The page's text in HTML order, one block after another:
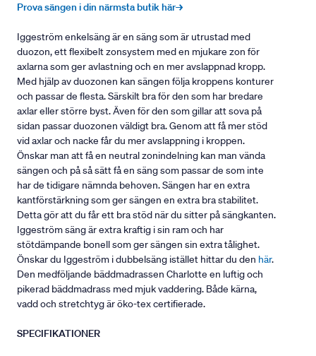
Prova sängen i din närmsta butik här→
Iggeström enkelsäng är en säng som är utrustad med
duozon, ett flexibelt zonsystem med en mjukare zon för
axlarna som ger avlastning och en mer avslappnad kropp.
Med hjälp av duozonen kan sängen följa kroppens konturer
och passar de flesta. Särskilt bra för den som har bredare
axlar eller större byst. Även för den som gillar att sova på
sidan passar duozonen väldigt bra. Genom att få mer stöd
vid axlar och nacke får du mer avslappning i kroppen.
Önskar man att få en neutral zonindelning kan man vända
sängen och på så sätt få en säng som passar de som inte
har de tidigare nämnda behoven. Sängen har en extra
kantförstärkning som ger sängen en extra bra stabilitet.
Detta gör att du får ett bra stöd när du sitter på sängkanten.
Iggeström säng är extra kraftig i sin ram och har
stötdämpande bonell som ger sängen sin extra tålighet.
Önskar du Iggeström i dubbelsäng istället hittar du den här.
Den medföljande bäddmadrassen Charlotte en luftig och
pikerad bäddmadrass med mjuk vaddering. Både kärna,
vadd och stretchtyg är öko-tex certifierade.
SPECIFIKATIONER